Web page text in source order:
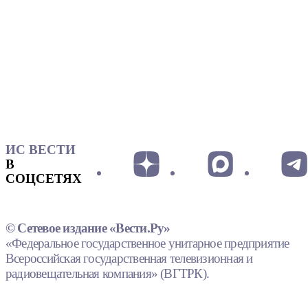
ИС ВЕСТИ
В
СОЦСЕТЯХ
© Сетевое издание «Вести.Ру»
«Федеральное государственное унитарное предприятие
Всероссийская государственная телевизионная и
радиовещательная компания» (ВГТРК).